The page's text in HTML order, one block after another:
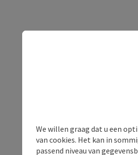
We willen graag dat u een
van cookies. Het kan in
passend niveau van